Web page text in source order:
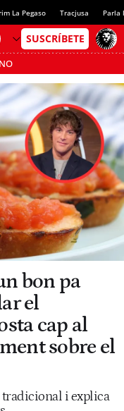
La Pegaso Tracjusa Parla
bon pa
el
cap al
sobre el
tradicional i explica